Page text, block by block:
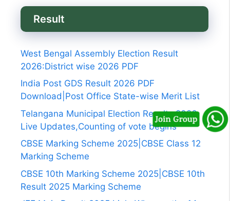
Result
West Bengal Assembly Election Result
2026:District wise 2026 PDF
India Post GDS Result 2026 PDF
Download|Post Office State-wise Merit List
Telangana Municipal Election Results 2026
Live Updates,Counting of vote begins
CBSE Marking Scheme 2025|CBSE Class 12
Marking Scheme
CBSE 10th Marking Scheme 2025|CBSE 10th
Result 2025 Marking Scheme